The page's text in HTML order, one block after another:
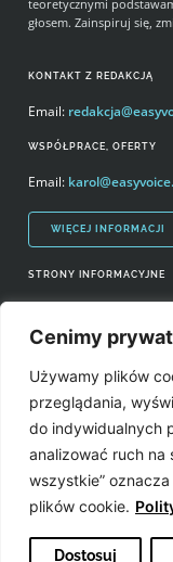
Cenimy
Używamy plików
przeglądania,
do indywidualnych
analizować ruch na
wszystkie”
plików cookie.
Dostosuj
STRONY INFORMACYJNE
Prawa autorskie i
Źródła
KONTAKT Z REDAKCJĄ
Email:
WSPÓŁPRACE, OFERTY
Email:
WIĘCEJ INFORMACJI
teoretycznymi
głosem. Zainspiruj się,
Easyvoice.pl © 2006-